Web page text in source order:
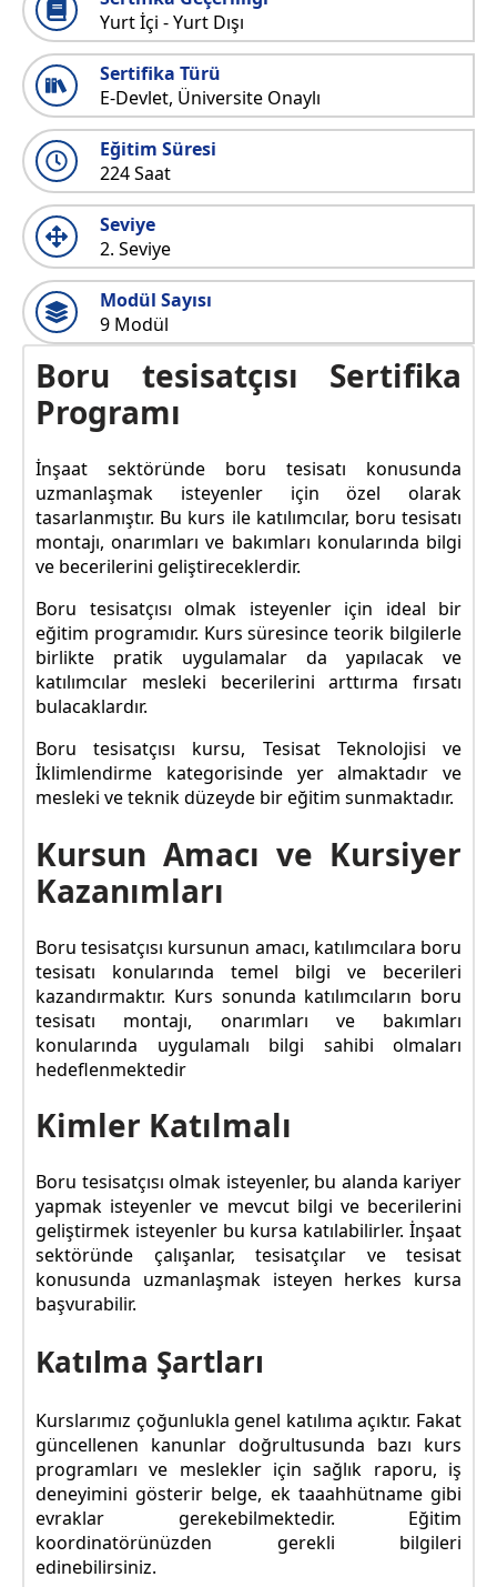
Yurt İçi - Yurt Dışı
Sertifika Türü
E-Devlet, Üniversite Onaylı
Eğitim Süresi
224 Saat
Seviye
2. Seviye
Modül Sayısı
9 Modül
Boru tesisatçısı Sertifika
Programı
İnşaat sektöründe boru tesisatı konusunda
uzmanlaşmak isteyenler için özel olarak
tasarlanmıştır. Bu kurs ile katılımcılar, boru tesisatı
montajı, onarımları ve bakımları konularında bilgi
ve becerilerini geliştireceklerdir.
Boru tesisatçısı olmak isteyenler için ideal bir
eğitim programıdır. Kurs süresince teorik bilgilerle
birlikte pratik uygulamalar da yapılacak ve
katılımcılar mesleki becerilerini arttırma fırsatı
bulacaklardır.
Boru tesisatçısı kursu, Tesisat Teknolojisi ve
İklimlendirme kategorisinde yer almaktadır ve
mesleki ve teknik düzeyde bir eğitim sunmaktadır.
Kursun Amacı ve Kursiyer
Kazanımları
Boru tesisatçısı kursunun amacı, katılımcılara boru
tesisatı konularında temel bilgi ve becerileri
kazandırmaktır. Kurs sonunda katılımcıların boru
tesisatı montajı, onarımları ve bakımları
konularında uygulamalı bilgi sahibi olmaları
hedeflenmektedir
Kimler Katılmalı
Boru tesisatçısı olmak isteyenler, bu alanda kariyer
yapmak isteyenler ve mevcut bilgi ve becerilerini
geliştirmek isteyenler bu kursa katılabilirler. İnşaat
sektöründe çalışanlar, tesisatçılar ve tesisat
konusunda uzmanlaşmak isteyen herkes kursa
başvurabilir.
Katılma Şartları
Kurslarımız çoğunlukla genel katılıma açıktır. Fakat
güncellenen kanunlar doğrultusunda bazı kurs
programları ve meslekler için sağlık raporu, iş
deneyimini gösterir belge, ek taaahhütname gibi
evraklar gerekebilmektedir. Eğitim
koordinatörünüzden gerekli bilgileri
edinebilirsiniz.